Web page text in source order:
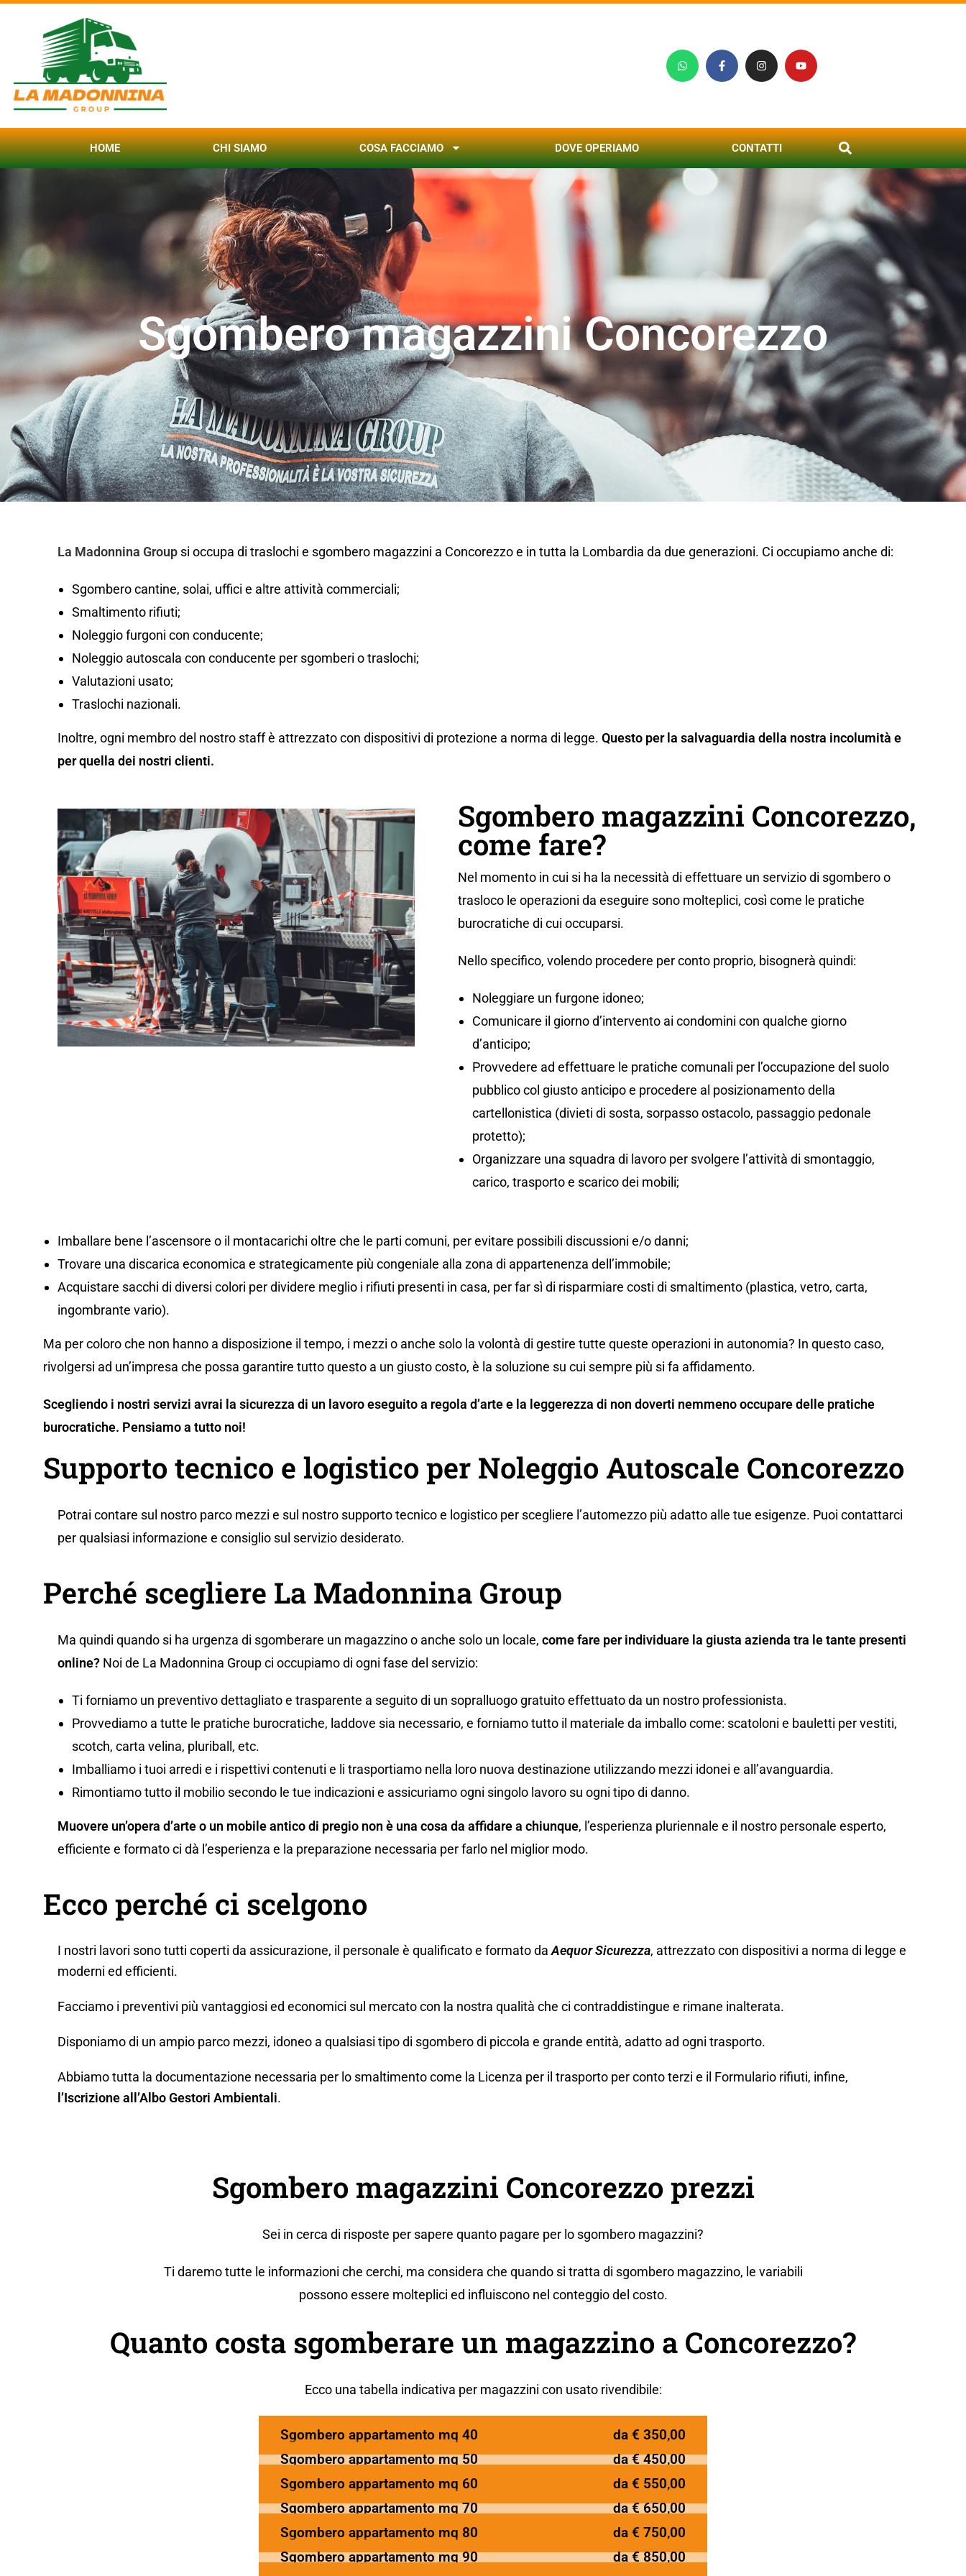
HOME CHI SIAMO COSA FACCIAMO DOVE OPERIAMO CONTATTI
Sgombero magazzini Concorezzo
La Madonnina Group si occupa di traslochi e sgombero magazzini a Concorezzo e in tutta la Lombardia da due generazioni. Ci occupiamo anche di:
Sgombero cantine, solai, uffici e altre attività commerciali;
Smaltimento rifiuti;
Noleggio furgoni con conducente;
Noleggio autoscala con conducente per sgomberi o traslochi;
Valutazioni usato;
Traslochi nazionali.
Inoltre, ogni membro del nostro staff è attrezzato con dispositivi di protezione a norma di legge. Questo per la salvaguardia della nostra incolumità e
per quella dei nostri clienti.
Sgombero magazzini Concorezzo,
come fare?
Nel momento in cui si ha la necessità di effettuare un servizio di sgombero o
trasloco le operazioni da eseguire sono molteplici, così come le pratiche
burocratiche di cui occuparsi.
Nello specifico, volendo procedere per conto proprio, bisognerà quindi:
Noleggiare un furgone idoneo;
Comunicare il giorno d’intervento ai condomini con qualche giorno
d’anticipo;
Provvedere ad effettuare le pratiche comunali per l’occupazione del suolo
pubblico col giusto anticipo e procedere al posizionamento della
cartellonistica (divieti di sosta, sorpasso ostacolo, passaggio pedonale
protetto);
Organizzare una squadra di lavoro per svolgere l’attività di smontaggio,
carico, trasporto e scarico dei mobili;
Imballare bene l’ascensore o il montacarichi oltre che le parti comuni, per evitare possibili discussioni e/o danni;
Trovare una discarica economica e strategicamente più congeniale alla zona di appartenenza dell’immobile;
Acquistare sacchi di diversi colori per dividere meglio i rifiuti presenti in casa, per far sì di risparmiare costi di smaltimento (plastica, vetro, carta,
ingombrante vario).
Ma per coloro che non hanno a disposizione il tempo, i mezzi o anche solo la volontà di gestire tutte queste operazioni in autonomia? In questo caso,
rivolgersi ad un’impresa che possa garantire tutto questo a un giusto costo, è la soluzione su cui sempre più si fa affidamento.
Scegliendo i nostri servizi avrai la sicurezza di un lavoro eseguito a regola d’arte e la leggerezza di non doverti nemmeno occupare delle pratiche
burocratiche. Pensiamo a tutto noi!
Supporto tecnico e logistico per Noleggio Autoscale Concorezzo
Potrai contare sul nostro parco mezzi e sul nostro supporto tecnico e logistico per scegliere l’automezzo più adatto alle tue esigenze. Puoi contattarci
per qualsiasi informazione e consiglio sul servizio desiderato.
Perché scegliere La Madonnina Group
Ma quindi quando si ha urgenza di sgomberare un magazzino o anche solo un locale, come fare per individuare la giusta azienda tra le tante presenti
online? Noi de La Madonnina Group ci occupiamo di ogni fase del servizio:
Ti forniamo un preventivo dettagliato e trasparente a seguito di un sopralluogo gratuito effettuato da un nostro professionista.
Provvediamo a tutte le pratiche burocratiche, laddove sia necessario, e forniamo tutto il materiale da imballo come: scatoloni e bauletti per vestiti,
scotch, carta velina, pluriball, etc.
Imballiamo i tuoi arredi e i rispettivi contenuti e li trasportiamo nella loro nuova destinazione utilizzando mezzi idonei e all’avanguardia.
Rimontiamo tutto il mobilio secondo le tue indicazioni e assicuriamo ogni singolo lavoro su ogni tipo di danno.
Muovere un’opera d’arte o un mobile antico di pregio non è una cosa da affidare a chiunque, l’esperienza pluriennale e il nostro personale esperto,
efficiente e formato ci dà l’esperienza e la preparazione necessaria per farlo nel miglior modo.
Ecco perché ci scelgono
I nostri lavori sono tutti coperti da assicurazione, il personale è qualificato e formato daAequor Sicurezza, attrezzato con dispositivi a norma di legge e
moderni ed efficienti.
Facciamo i preventivi più vantaggiosi ed economici sul mercato con la nostra qualità che ci contraddistingue e rimane inalterata.
Disponiamo di un ampio parco mezzi, idoneo a qualsiasi tipo di sgombero di piccola e grande entità, adatto ad ogni trasporto.
Abbiamo tutta la documentazione necessaria per lo smaltimento come la Licenza per il trasporto per conto terzi e il Formulario rifiuti, infine,
l’Iscrizione all’Albo Gestori Ambientali.
Sgombero magazzini Concorezzo prezzi
Sei in cerca di risposte per sapere quanto pagare per lo sgombero magazzini?
Ti daremo tutte le informazioni che cerchi, ma considera che quando si tratta di sgombero magazzino, le variabili
possono essere molteplici ed influiscono nel conteggio del costo.
Quanto costa sgomberare un magazzino a Concorezzo?
Ecco una tabella indicativa per magazzini con usato rivendibile:
Sgombero appartamento mq 40
da € 350,00
Sgombero appartamento mq 50
da € 450,00
Sgombero appartamento mq 60
da € 550,00
Sgombero appartamento mq 70
da € 650,00
Sgombero appartamento mq 80
da € 750,00
Sgombero appartamento mq 90
da € 850,00